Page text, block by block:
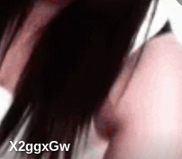
X2ggxGw